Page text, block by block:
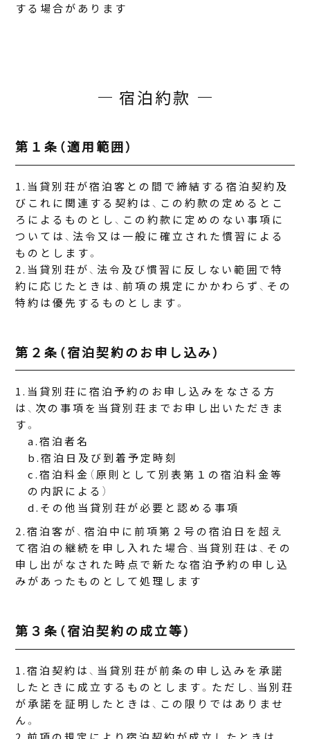
する場合があります
宿泊約款
第１条（適用範囲）
当貸別荘が宿泊客との間で締結する宿泊契約及
びこれに関連する契約は、この約款の定めるとこ
ろによるものとし、この約款に定めのない事項に
ついては、法令又は一般に確立された慣習による
ものとします。
当貸別荘が、法令及び慣習に反しない範囲で特
約に応じたときは、前項の規定にかかわらず、その
特約は優先するものとします。
第２条（宿泊契約のお申し込み）
当貸別荘に宿泊予約のお申し込みをなさる方
は、次の事項を当貸別荘までお申し出いただきま
す。
宿泊者名
宿泊日及び到着予定時刻
宿泊料金（原則として別表第１の宿泊料金等
の内訳による）
その他当貸別荘が必要と認める事項
宿泊客が、宿泊中に前項第２号の宿泊日を超え
て宿泊の継続を申し入れた場合、当貸別荘は、その
申し出がなされた時点で新たな宿泊予約の申し込
みがあったものとして処理します
第３条（宿泊契約の成立等）
宿泊契約は、当貸別荘が前条の申し込みを承諾
したときに成立するものとします。ただし、当別荘
が承諾を証明したときは、この限りではありませ
ん。